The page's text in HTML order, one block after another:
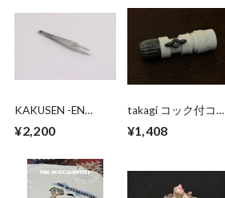
KAKUSEN -EN
125mm Stainless
tweezers pointed
¥2,200
takagi コック付コネ
クター (チャコール
グレー)
¥1,408